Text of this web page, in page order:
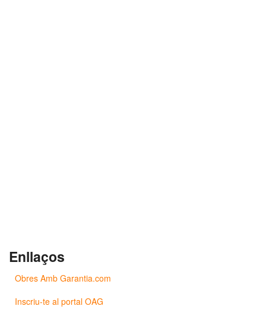
Enllaços
Obres Amb Garantia.com
Inscriu-te al portal OAG